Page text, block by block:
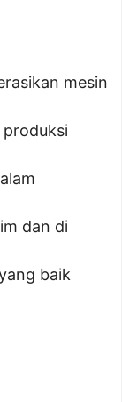
mesin
produksi
dan di
baik